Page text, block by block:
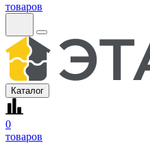
товаров
Каталог
0
товаров